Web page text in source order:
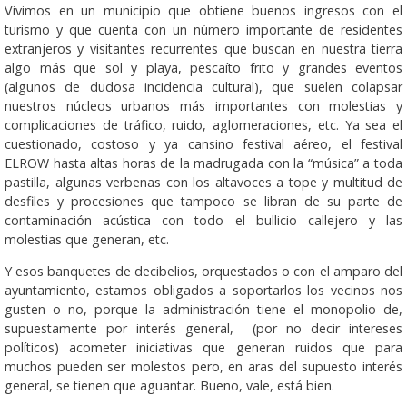
Vivimos en un municipio que obtiene buenos ingresos con el
turismo y que cuenta con un número importante de residentes
extranjeros y visitantes recurrentes que buscan en nuestra tierra
algo más que sol y playa, pescaíto frito y grandes eventos
(algunos de dudosa incidencia cultural), que suelen colapsar
nuestros núcleos urbanos más importantes con molestias y
complicaciones de tráfico, ruido, aglomeraciones, etc. Ya sea el
cuestionado, costoso y ya cansino festival aéreo, el festival
ELROW hasta altas horas de la madrugada con la “música” a toda
pastilla, algunas verbenas con los altavoces a tope y multitud de
desfiles y procesiones que tampoco se libran de su parte de
contaminación acústica con todo el bullicio callejero y las
molestias que generan, etc.
Y esos banquetes de decibelios, orquestados o con el amparo del
ayuntamiento, estamos obligados a soportarlos los vecinos nos
gusten o no, porque la administración tiene el monopolio de,
supuestamente por interés general, (por no decir intereses
políticos) acometer iniciativas que generan ruidos que para
muchos pueden ser molestos pero, en aras del supuesto interés
general, se tienen que aguantar. Bueno, vale, está bien.